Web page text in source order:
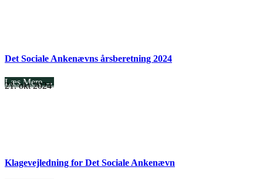
Det Sociale Ankenævns årsberetning 2024
Læs Mere →
21. okt 2024
Klagevejledning for Det Sociale Ankenævn